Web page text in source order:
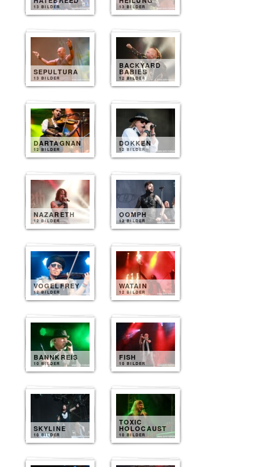
13 BILDER 13 BILDER
SEPULTURA
13 BILDER
BACKYARD
BABIES
12 BILDER
DARTAGNAN
12 BILDER
DOKKEN
12 BILDER
NAZARETH
12 BILDER
OOMPH
12 BILDER
VOGELFREY
12 BILDER
WATAIN
12 BILDER
BANNKREIS
10 BILDER
FISH
10 BILDER
SKYLINE
10 BILDER
TOXIC
HOLOCAUST
10 BILDER